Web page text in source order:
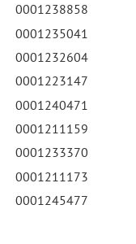
0001238858
0001235041
0001232604
0001223147
0001240471
0001211159
0001233370
0001211173
0001245477